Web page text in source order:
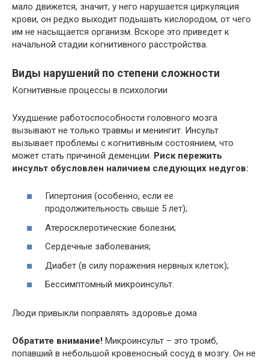
мало движется, значит, у него нарушается циркуляция
крови, он редко выходит подышать кислородом, от чего
им не насыщается организм. Вскоре это приведет к
начальной стадии когнитивного расстройства.
Виды нарушений по степени сложности
Когнитивные процессы в психологии
Ухудшение работоспособности головного мозга
вызывают не только травмы и менингит. Инсульт
вызывает проблемы с когнитивным состоянием, что
может стать причиной деменции. Риск пережить
инсульт обусловлен наличием следующих недугов:
Гипертония (особенно, если ее
продолжительность свыше 5 лет);
Атеросклеротические болезни;
Сердечные заболевания;
Диабет (в силу поражения нервных клеток);
Бессимптомный микроинсульт.
Люди привыкли поправлять здоровье дома
Обратите внимание! Микроинсульт – это тромб,
попавший в небольшой кровеносный сосуд в мозгу. Он не